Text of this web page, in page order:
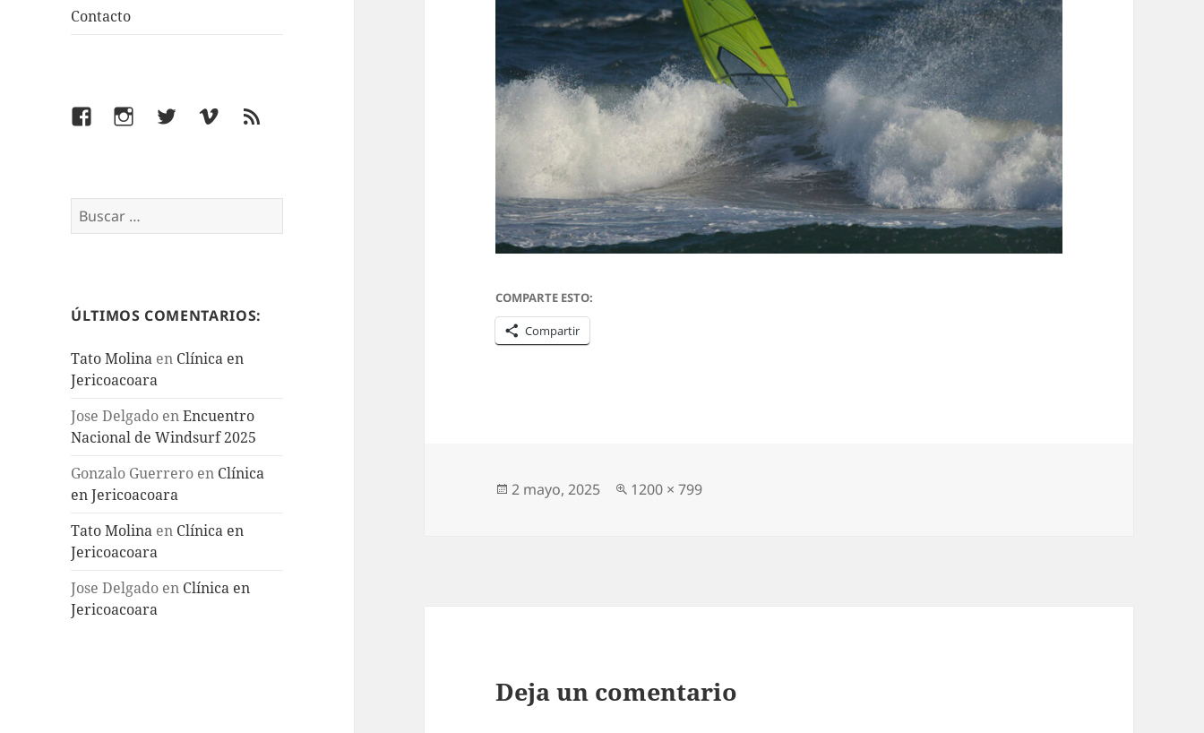
Contacto
FacebookInstagramTwitterVimeoFeed
Buscar:
ÚLTIMOS COMENTARIOS:
Tato Molina en Clínica en
Jericoacoara
Jose Delgado enEncuentro
Nacional de Windsurf 2025
Gonzalo Guerrero en Clínica
en Jericoacoara
Tato Molina en Clínica en
Jericoacoara
Jose Delgado en Clínica en
Jericoacoara
COMPARTE ESTO:
Compartir
Publicado
2 mayo, 2025
Tamaño
1200 × 799
Deja un comentario